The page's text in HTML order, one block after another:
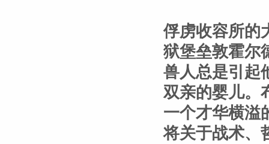
俘虏收容所的
狱堡垒敦霍尔
兽人总是引起
双亲的婴儿。
一个才华横溢
将关于战术、